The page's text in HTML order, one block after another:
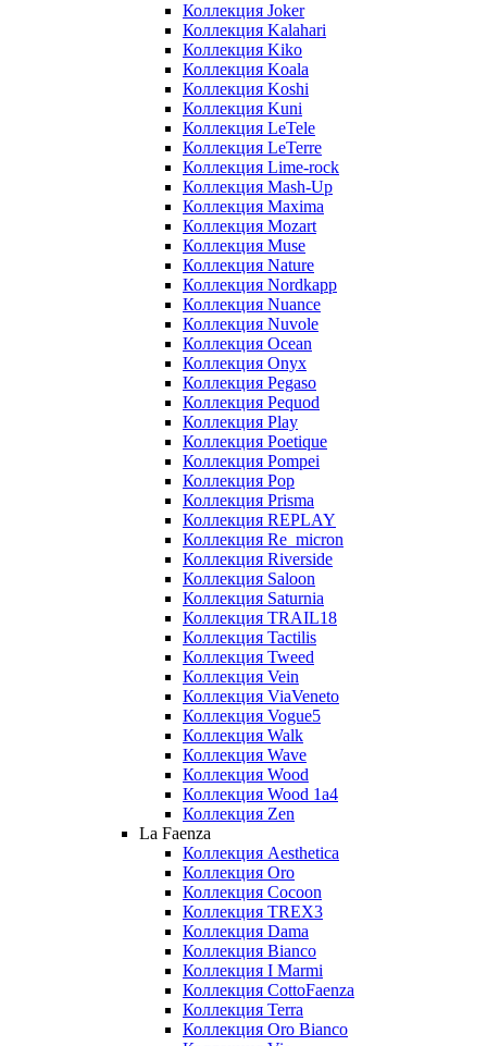
Коллекция Joker
Коллекция Kalahari
Коллекция Kiko
Коллекция Koala
Коллекция Koshi
Коллекция Kuni
Коллекция LeTele
Коллекция LeTerre
Коллекция Lime-rock
Коллекция Mash-Up
Коллекция Maxima
Коллекция Mozart
Коллекция Muse
Коллекция Nature
Коллекция Nordkapp
Коллекция Nuance
Коллекция Nuvole
Коллекция Ocean
Коллекция Onyx
Коллекция Pegaso
Коллекция Pequod
Коллекция Play
Коллекция Poetique
Коллекция Pompei
Коллекция Pop
Коллекция Prisma
Коллекция REPLAY
Коллекция Re_micron
Коллекция Riverside
Коллекция Saloon
Коллекция Saturnia
Коллекция TRAIL18
Коллекция Tactilis
Коллекция Tweed
Коллекция Vein
Коллекция ViaVeneto
Коллекция Vogue5
Коллекция Walk
Коллекция Wave
Коллекция Wood
Коллекция Wood 1a4
Коллекция Zen
La Faenza
Коллекция Aesthetica
Коллекция Oro
Коллекция Cocoon
Коллекция TREX3
Коллекция Dama
Коллекция Bianco
Коллекция I Marmi
Коллекция CottoFaenza
Коллекция Terra
Коллекция Oro Bianco